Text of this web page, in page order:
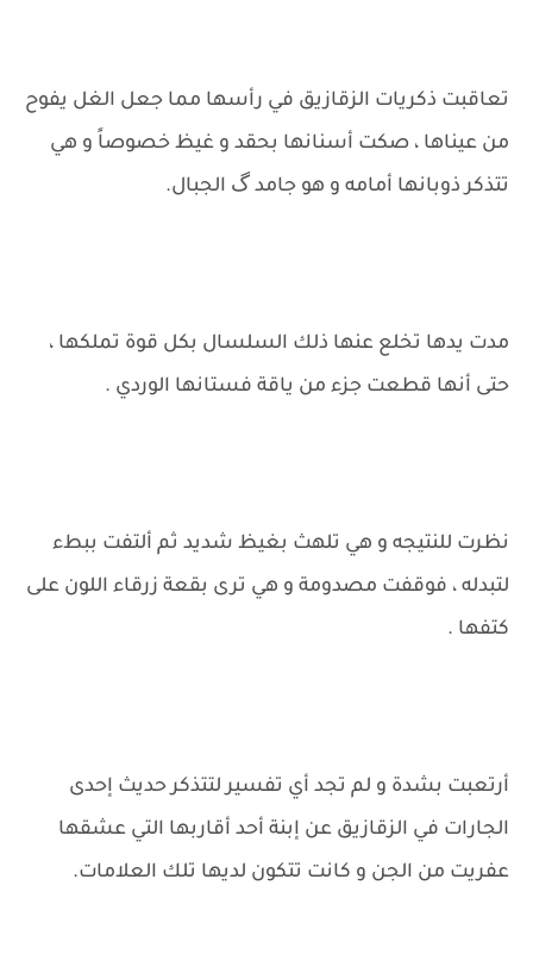
تعاقبت ذكريات الزقازيق في رأسها مما جعل الغل يفوح
من عيناها ، صكت أسنانها بحقد و غيظ خصوصاً و هي
تتذكر ذوبانها أمامه و هو جامد گ الجبال.
مدت يدها تخلع عنها ذلك السلسال بكل قوة تملكها ،
حتى أنها قطعت جزء من ياقة فستانها الوردي .
نظرت للنتيجه و هي تلهث بغيظ شديد ثم ألتفت ببطء
لتبدله ، فوقفت مصدومة و هي ترى بقعة زرقاء اللون على
كتفها .
أرتعبت بشدة و لم تجد أي تفسير لتتذكر حديث إحدى
الجارات في الزقازيق عن إبنة أحد أقاربها التي عشقها
عفريت من الجن و كانت تتكون لديها تلك العلامات.